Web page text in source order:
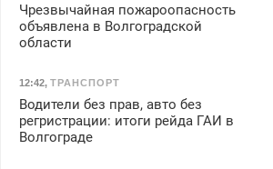
Чрезвычайная пожароопасность
объявлена в Волгоградской
области
12:42, ТРАНСПОРТ
Водители без прав, авто без
регристрации: итоги рейда ГАИ в
Волгограде